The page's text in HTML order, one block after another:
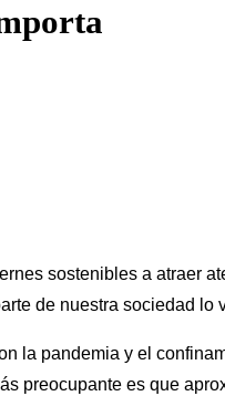
sostenibles a atraer
de nuestra sociedad
la pandemia y el
preocupante es que